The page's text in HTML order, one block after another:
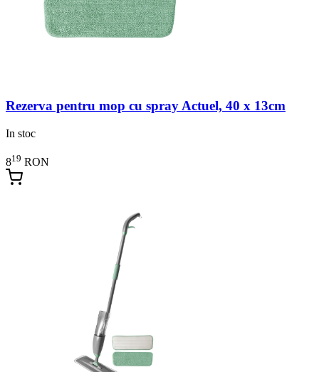
Rezerva pentru mop cu spray Actuel, 40 x 13cm
In stoc
819 RON